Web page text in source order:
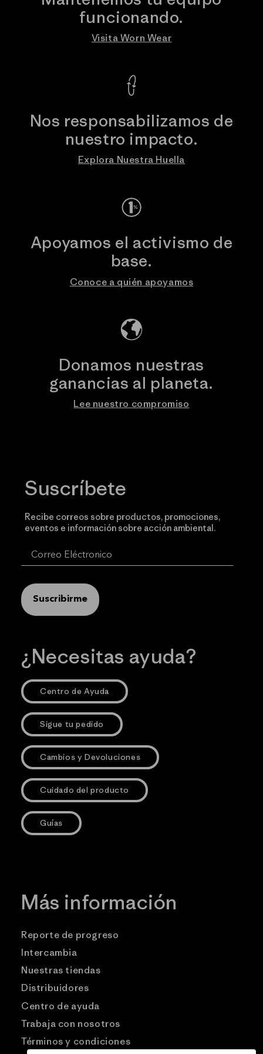
funcionando.
Visita Worn Wear
Nos responsabilizamos de
nuestro impacto.
Explora Nuestra Huella
Apoyamos el activismo de
base.
Conoce a quién apoyamos
Donamos nuestras
ganancias al planeta.
Lee nuestro compromiso
Suscríbete
Recibe correos sobre productos, promociones,
eventos e información sobre acción ambiental.
Suscribirme
¿Necesitas ayuda?
Centro de Ayuda
Sigue tu pedido
Cambios y Devoluciones
Cuidado del producto
Guías
Más información
Reporte de progreso
Intercambia
Nuestras tiendas
Distribuidores
Centro de ayuda
Trabaja con nosotros
Términos y condiciones